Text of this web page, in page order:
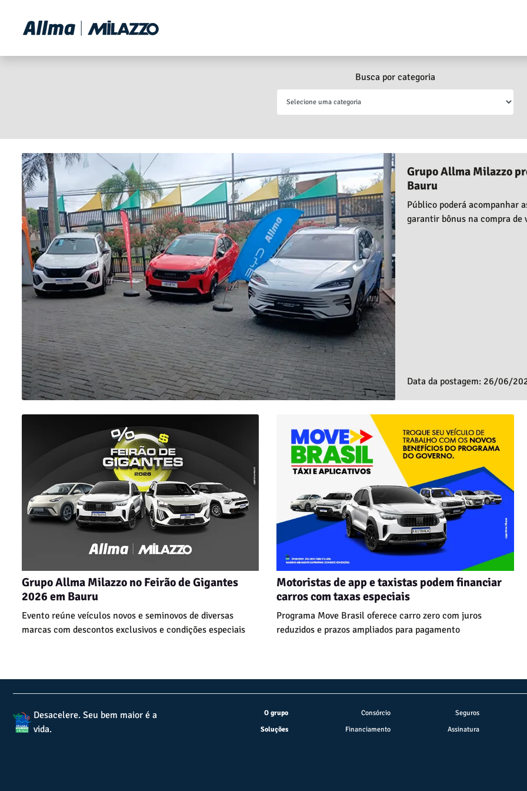
Busca por categoria
Grupo Allma Milazzo
Bauru
Público poderá acompanhar
garantir bônus na compra de
Data da postagem: 26/06/
Grupo Allma Milazzo no Feirão de Gigantes
2026 em Bauru
Evento reúne veículos novos e seminovos de diversas
marcas com descontos exclusivos e condições especiais
Motoristas de app e taxistas podem financiar
carros com taxas especiais
Programa Move Brasil oferece carro zero com juros
reduzidos e prazos ampliados para pagamento
O grupo
Soluções
Consórcio
Financiamento
Seguros
Assinatura
Desacelere. Seu bem maior é a
vida.